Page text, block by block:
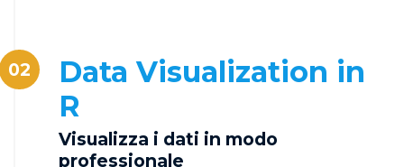
02
Data Visualization in
R
Visualizza i dati in modo
professionale